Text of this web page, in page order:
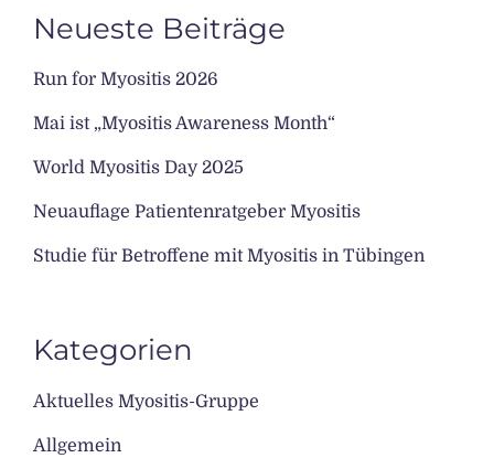
Neueste Beiträge
Run for Myositis 2026
Mai ist „Myositis Awareness Month“
World Myositis Day 2025
Neuauflage Patientenratgeber Myositis
Studie für Betroffene mit Myositis in Tübingen
Kategorien
Aktuelles Myositis-Gruppe
Allgemein